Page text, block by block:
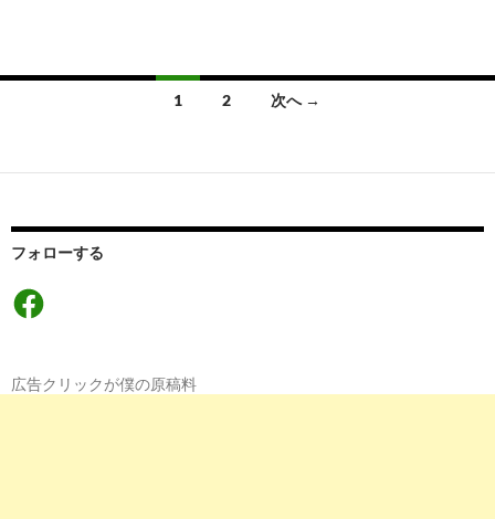
ナ
ゲ
ー
シ
ョ
1 2 次へ →
フォローする
Facebook
広告クリックが僕の原稿料